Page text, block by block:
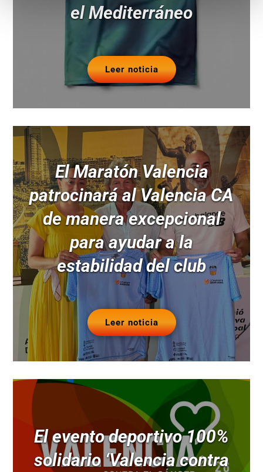
el Mediterráneo
Leer noticia
El Maratón Valencia
patrocinará al Valencia CA
de manera excepcional
para ayudar a la
estabilidad del club
Leer noticia
El evento deportivo 100%
solidario ‘Valencia contra